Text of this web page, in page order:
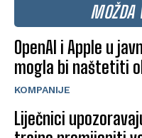
MOŽDA
OpenAI i Apple u
mogla bi naštetiti
KOMPANIJE
Liječnici